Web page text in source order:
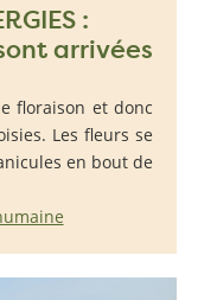
:
arrivées
floraison et donc
Les fleurs se
en bout de